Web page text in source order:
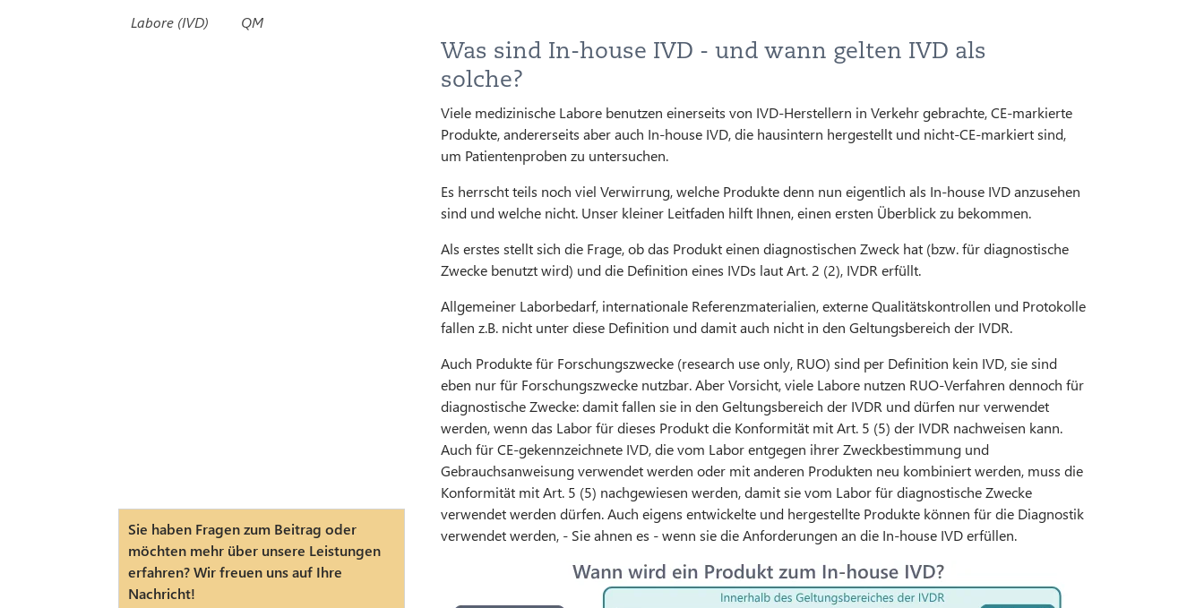
Labore (IVD)
QM
Sie haben Fragen zum Beitrag oder
möchten mehr über unsere Leistungen
erfahren? Wir freuen uns auf Ihre
Nachricht!
Was sind In-house IVD - und wann gelten IVD als
solche?
Viele medizinische Labore benutzen einerseits von IVD-Herstellern in Verkehr gebrachte, CE-markierte
Produkte, andererseits aber auch In-house IVD, die hausintern hergestellt und nicht-CE-markiert sind,
um Patientenproben zu untersuchen.
Es herrscht teils noch viel Verwirrung, welche Produkte denn nun eigentlich als In-house IVD anzusehen
sind und welche nicht. Unser kleiner Leitfaden hilft Ihnen, einen ersten Überblick zu bekommen.
Als erstes stellt sich die Frage, ob das Produkt einen diagnostischen Zweck hat (bzw. für diagnostische
Zwecke benutzt wird) und die Definition eines IVDs laut Art. 2 (2), IVDR erfüllt.
Allgemeiner Laborbedarf, internationale Referenzmaterialien, externe Qualitätskontrollen und Protokolle
fallen z.B. nicht unter diese Definition und damit auch nicht in den Geltungsbereich der IVDR.
Auch Produkte für Forschungszwecke (research use only, RUO) sind per Definition kein IVD, sie sind
eben nur für Forschungszwecke nutzbar. Aber Vorsicht, viele Labore nutzen RUO-Verfahren dennoch für
diagnostische Zwecke: damit fallen sie in den Geltungsbereich der IVDR und dürfen nur verwendet
werden, wenn das Labor für dieses Produkt die Konformität mit Art. 5 (5) der IVDR nachweisen kann.
Auch für CE-gekennzeichnete IVD, die vom Labor entgegen ihrer Zweckbestimmung und
Gebrauchsanweisung verwendet werden oder mit anderen Produkten neu kombiniert werden, muss die
Konformität mit Art. 5 (5) nachgewiesen werden, damit sie vom Labor für diagnostische Zwecke
verwendet werden dürfen. Auch eigens entwickelte und hergestellte Produkte können für die Diagnostik
verwendet werden, - Sie ahnen es - wenn sie die Anforderungen an die In-house IVD erfüllen.